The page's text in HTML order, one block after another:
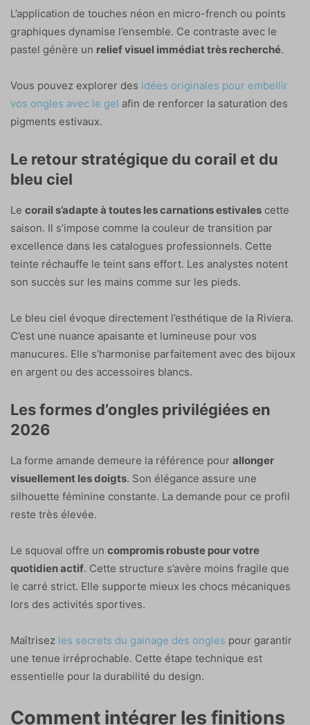
L’application de touches néon en micro-french ou points
graphiques dynamise l’ensemble. Ce contraste avec le
pastel génère un relief visuel immédiat très recherché.
Vous pouvez explorer des idées originales pour embellir
vos ongles avec le gel afin de renforcer la saturation des
pigments estivaux.
Le retour stratégique du corail et du
bleu ciel
Le corail s’adapte à toutes les carnations estivales cette
saison. Il s’impose comme la couleur de transition par
excellence dans les catalogues professionnels. Cette
teinte réchauffe le teint sans effort. Les analystes notent
son succès sur les mains comme sur les pieds.
Le bleu ciel évoque directement l’esthétique de la Riviera.
C’est une nuance apaisante et lumineuse pour vos
manucures. Elle s’harmonise parfaitement avec des bijoux
en argent ou des accessoires blancs.
Les formes d’ongles privilégiées en
2026
La forme amande demeure la référence pour allonger
visuellement les doigts. Son élégance assure une
silhouette féminine constante. La demande pour ce profil
reste très élevée.
Le squoval offre un compromis robuste pour votre
quotidien actif. Cette structure s’avère moins fragile que
le carré strict. Elle supporte mieux les chocs mécaniques
lors des activités sportives.
Maîtrisez les secrets du gainage des ongles pour garantir
une tenue irréprochable. Cette étape technique est
essentielle pour la durabilité du design.
Comment intégrer les finitions